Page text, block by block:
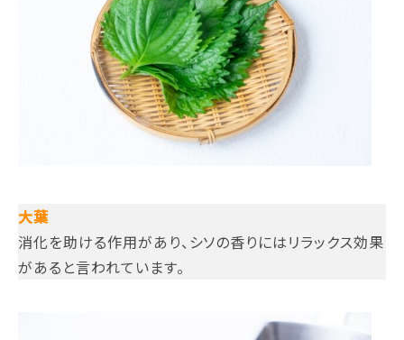
大葉
消化を助ける作用があり、シソの香りにはリラックス効果
があると言われています。